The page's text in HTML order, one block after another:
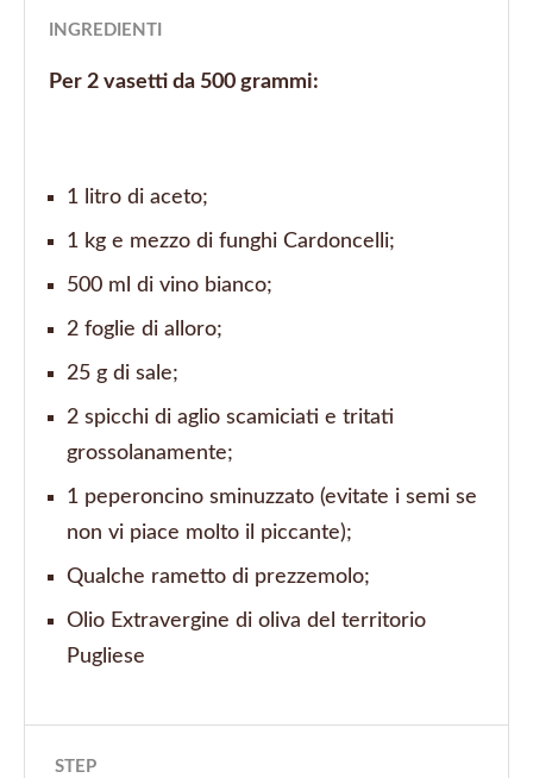
INGREDIENTI
Per 2 vasetti da 500 grammi:
1 litro di aceto;
1 kg e mezzo di funghi Cardoncelli;
500 ml di vino bianco;
2 foglie di alloro;
25 g di sale;
2 spicchi di aglio scamiciati e tritati
grossolanamente;
1 peperoncino sminuzzato (evitate i semi se
non vi piace molto il piccante);
Qualche rametto di prezzemolo;
Olio Extravergine di oliva del territorio
Pugliese
STEP